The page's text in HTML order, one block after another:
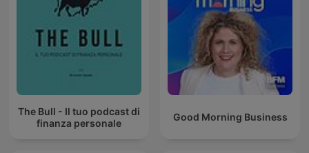
The Bull - Il tuo podcast di
finanza personale
Good Morning Business